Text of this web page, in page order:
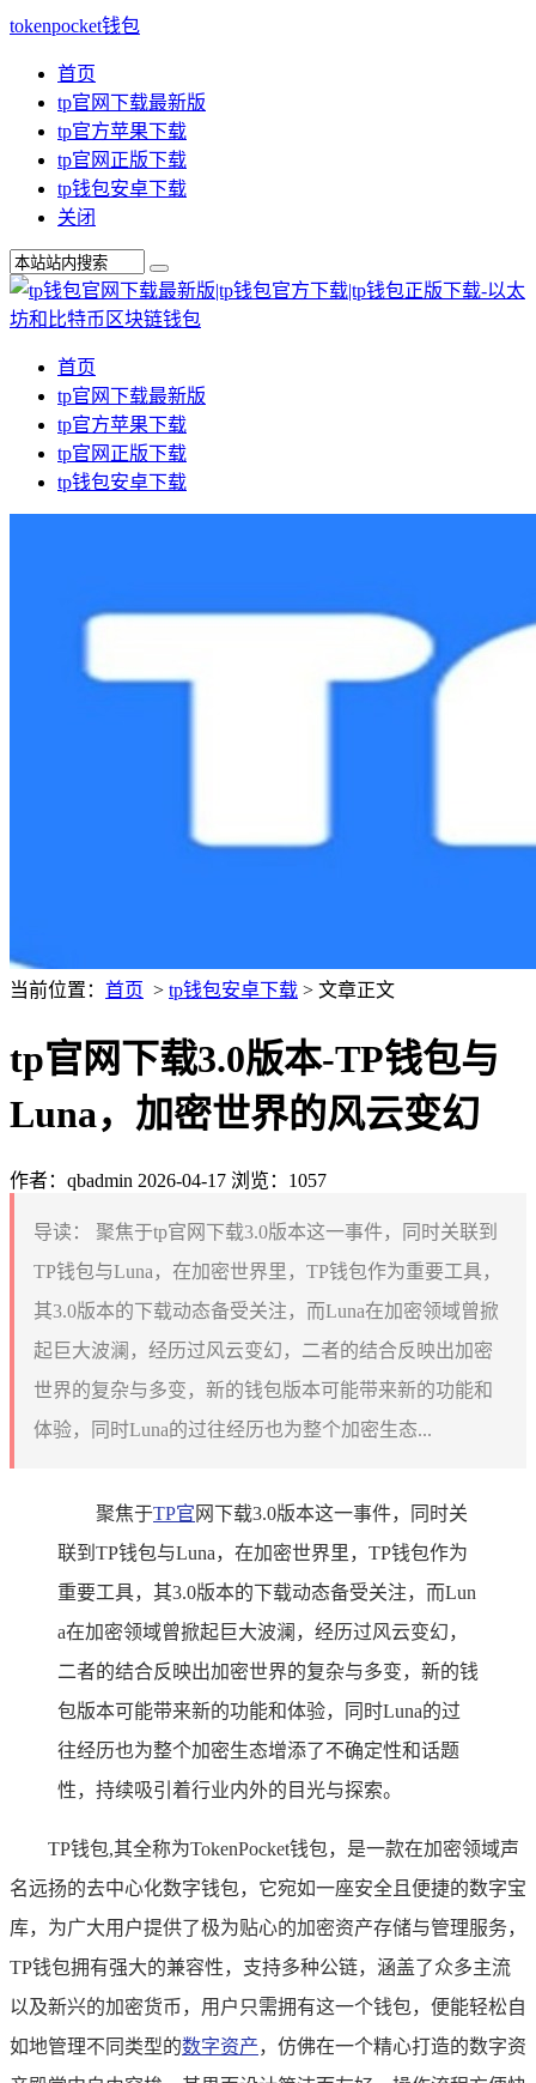
tokenpocket钱包
首页
tp官网下载最新版
tp官方苹果下载
tp官网正版下载
tp钱包安卓下载
关闭
首页
tp官网下载最新版
tp官方苹果下载
tp官网正版下载
tp钱包安卓下载
当前位置： 首页 > tp钱包安卓下载 > 文章正文
tp官网下载3.0版本-TP钱包与
Luna，加密世界的风云变幻
作者：qbadmin 2026-04-17 浏览：1057
导读：
聚焦于tp官网下载3.0版本这一事件，同时关联到
TP钱包与Luna，在加密世界里，TP钱包作为重要工具，
其3.0版本的下载动态备受关注，而Luna在加密领域曾掀
起巨大波澜，经历过风云变幻，二者的结合反映出加密
世界的复杂与多变，新的钱包版本可能带来新的功能和
体验，同时Luna的过往经历也为整个加密生态...
聚焦于TP官 网下载3.0版本这一事件，同时关
联到TP钱包与Luna，在加密世界里，TP钱包作为
重要工具，其3.0版本的下载动态备受关注，而Lun
a在加密领域曾掀起巨大波澜，经历过风云变幻，
二者的结合反映出加密世界的复杂与多变，新的钱
包版本可能带来新的功能和体验，同时Luna的过
往经历也为整个加密生态增添了不确定性和话题
性，持续吸引着行业内外的目光与探索。
TP钱包,其全称为TokenPocket钱包，是一款在加密领域声
名远扬的去中心化数字钱包，它宛如一座安全且便捷的数字宝
库，为广大用户提供了极为贴心的加密资产存储与管理服务，
TP钱包拥有强大的兼容性，支持多种公链，涵盖了众多主流
以及新兴的加密货币，用户只需拥有这一个钱包，便能轻松自
如地管理不同类型的数字资产，仿佛在一个精心打造的数字资